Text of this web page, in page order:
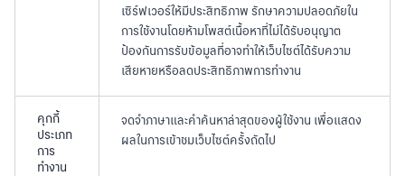
เซิร์ฟเวอร์ให้มีประสิทธิภาพ รักษาความปลอดภัยใน
การใช้งานโดยห้ามโพสต์เนื้อหาที่ไม่ได้รับอนุญาต
ป้องกันการรับข้อมูลที่อาจทำให้เว็บไซต์ได้รับความ
เสียหายหรือลดประสิทธิภาพการทำงาน
คุกกี้
ประเภท
การ
ทำงาน
จดจำภาษาและคำค้นหาล่าสุดของผู้ใช้งาน เพื่อแสดง
ผลในการเข้าชมเว็บไซต์ครั้งถัดไป